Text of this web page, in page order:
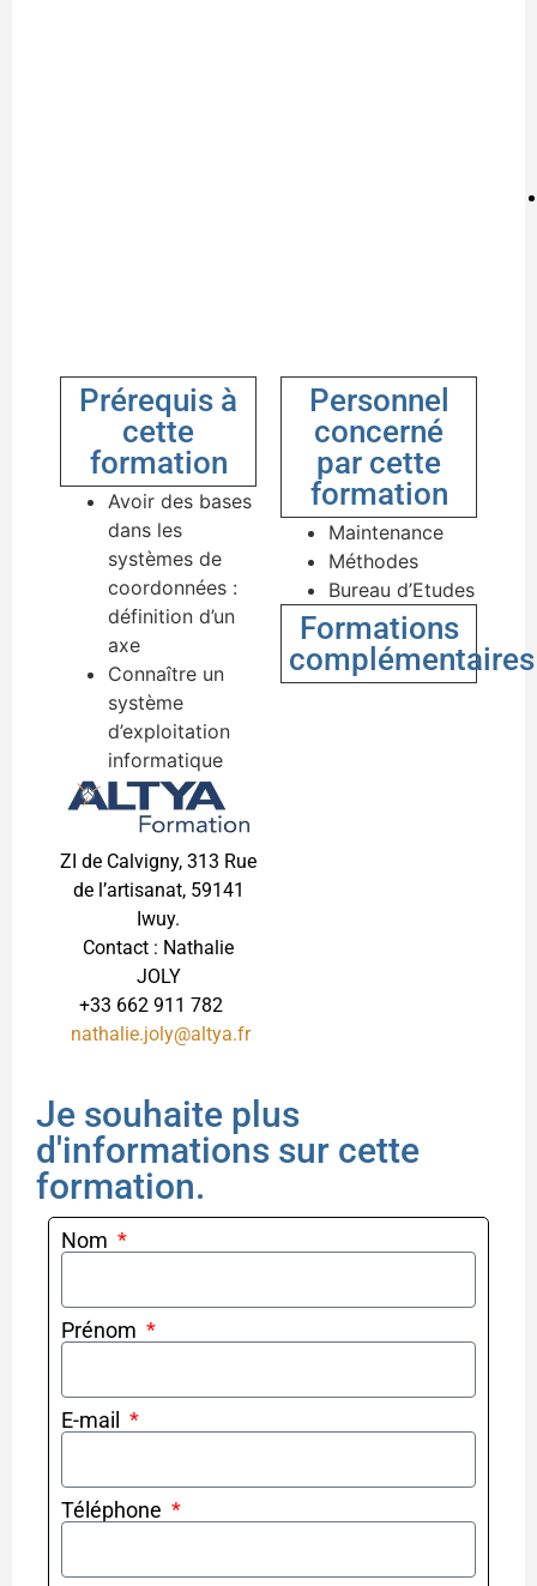
Prérequis à
cette
formation
Avoir des bases
dans les
systèmes de
coordonnées :
définition d’un
axe
Connaître un
système
d’exploitation
informatique
ZI de Calvigny, 313 Rue
de l’artisanat, 59141
Iwuy.
Contact : Nathalie
JOLY
+33 662 911 782
nathalie.joly@altya.fr
Personnel
concerné
par cette
formation
Maintenance
Méthodes
Bureau d’Etudes
Formations
complémentaires
Je souhaite plus
d'informations sur cette
formation.
Nom
Prénom
E-mail
Téléphone